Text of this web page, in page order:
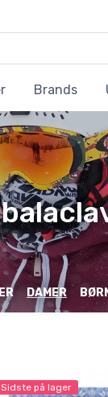
Brands
DAMER
Sidste på lager